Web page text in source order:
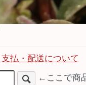
支払・配送について
←ここで商